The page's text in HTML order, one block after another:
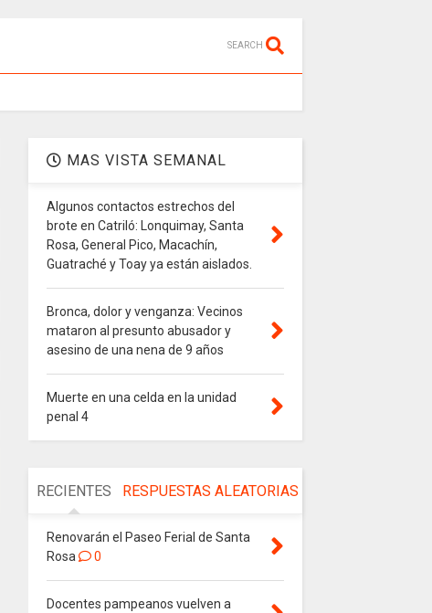
SEARCH
MAS VISTA SEMANAL
Algunos contactos estrechos del
brote en Catriló: Lonquimay, Santa
Rosa, General Pico, Macachín,
Guatraché y Toay ya están aislados.
Bronca, dolor y venganza: Vecinos
mataron al presunto abusador y
asesino de una nena de 9 años
Muerte en una celda en la unidad
penal 4
RECIENTES RESPUESTAS ALEATORIAS
Renovarán el Paseo Ferial de Santa
Rosa
0
Docentes pampeanos vuelven a